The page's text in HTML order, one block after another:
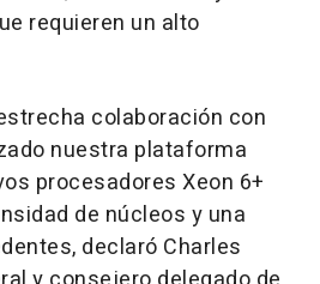
requieren un alto
colaboración con
nuestra plataforma
procesadores Xeon 6+
de núcleos y una
declaró Charles